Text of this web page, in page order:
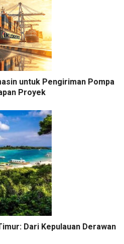
untuk Pengiriman Pompa
Proyek
Dari Kepulauan Derawan